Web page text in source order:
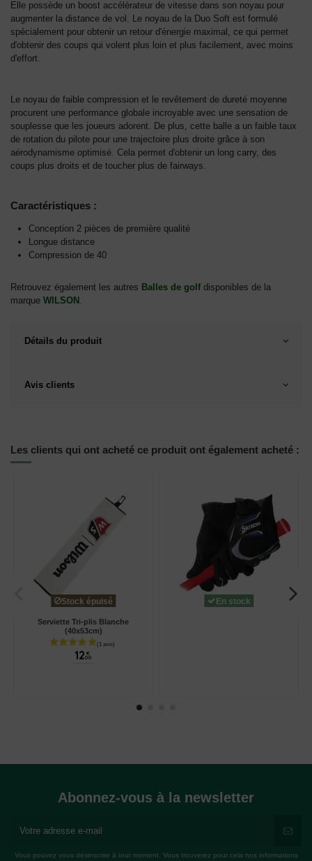
Elle possède un boost accélérateur de vitesse dans son noyau pour
augmenter la distance de vol. Le noyau de la Duo Soft est formulé
spécialement pour obtenir un retour d'énergie maximal, ce qui permet
d'obtenir des coups qui volent plus loin et plus facilement, avec moins
d'effort.
Le noyau de faible compression et le revêtement de dureté moyenne
procurent une performance globale incroyable avec une sensation de
souplesse que les joueurs adorent. De plus, cette balle a un faible taux
de rotation du pilote pour une trajectoire plus droite grâce à son
aérodynamisme optimisé. Cela permet d'obtenir un long carry, des
coups plus droits et de toucher plus de fairways.
Caractéristiques :
Conception 2 pièces de première qualité
Longue distance
Compression de 40
Retrouvez également les autres Balles de golfdisponibles de la
marque WILSON
Détails du produit
Avis clients
Les clients qui ont acheté ce produit ont également acheté :
Stock épuisé
Serviette Tri-plis Blanche
(40x53cm)
12 €
00
En stock
Abonnez-vous à la newsletter
Vous pouvez vous désinscrire à tout moment. Vous trouverez pour cela nos informations